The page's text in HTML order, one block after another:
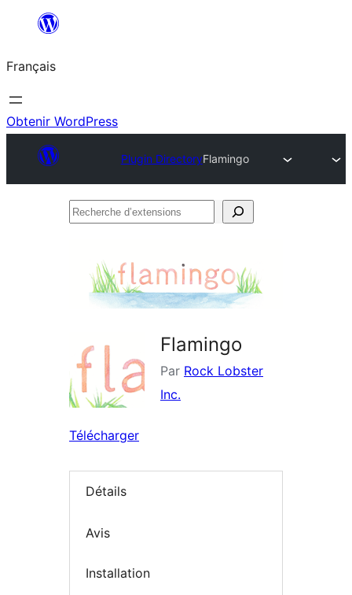
contenu
Français
Obtenir WordPress
Plugin DirectoryFlamingo
Recherche
Flamingo
Par Rock Lobster
Inc.
Télécharger
Détails
Avis
Installation